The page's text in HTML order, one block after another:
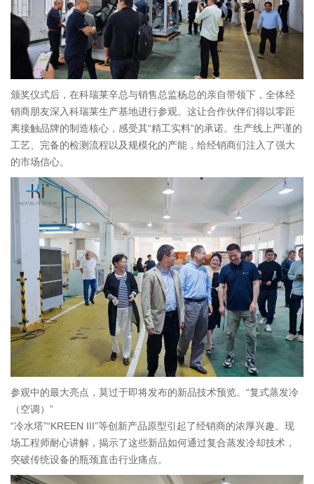
颁奖仪式后，在科瑞莱辛总与销售总监杨总的亲自带领下，全体经
销商朋友深入科瑞莱生产基地进行参观。这让合作伙伴们得以零距
离接触品牌的制造核心，感受其“精工实料”的承诺。生产线上严谨的
工艺、完备的检测流程以及规模化的产能，给经销商们注入了强大
的市场信心。
参观中的最大亮点，莫过于即将发布的新品技术预览。“复式蒸发冷
（空调）”
“冷水塔”“KREEN III”等创新产品原型引起了经销商的浓厚兴趣。现
场工程师耐心讲解，揭示了这些新品如何通过复合蒸发冷却技术，
突破传统设备的瓶颈直击行业痛点。